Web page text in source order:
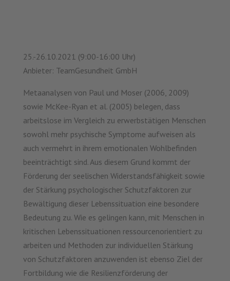
25.-26.10.2021 (9:00-16:00 Uhr)
Anbieter: TeamGesundheit GmbH
Metaanalysen von Paul und Moser (2006, 2009)
sowie McKee-Ryan et al. (2005) belegen, dass
arbeitslose im Vergleich zu erwerbstätigen Menschen
sowohl mehr psychische Symptome aufweisen als
auch vermehrt in ihrem emotionalen Wohlbefinden
beeinträchtigt sind. Aus diesem Grund kommt der
Förderung der seelischen Widerstandsfähigkeit sowie
der Stärkung psychologischer Schutzfaktoren zur
Bewältigung dieser Lebenssituation eine besondere
Bedeutung zu. Wie es gelingen kann, mit Menschen in
kritischen Lebenssituationen ressourcenorientiert zu
arbeiten und Methoden zur individuellen Stärkung
von Schutzfaktoren anzuwenden ist ebenso Ziel der
Fortbildung wie die Resilienzförderung der